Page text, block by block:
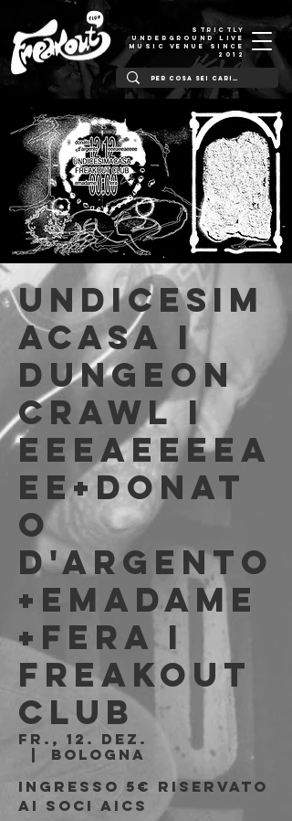
STRICTLY
UNDERGROUND LIVE
MUSIC VENUE SINCE
2012
undicesim
acasa I
DUNGEON
CRAWL I
eeeaeeeea
ee+donat
o
d'argento
+emadame
+fera I
FREAKOUT
CLUB
Fr., 12. Dez.
Bologna
Ingresso 5€ riservato
ai soci AICS